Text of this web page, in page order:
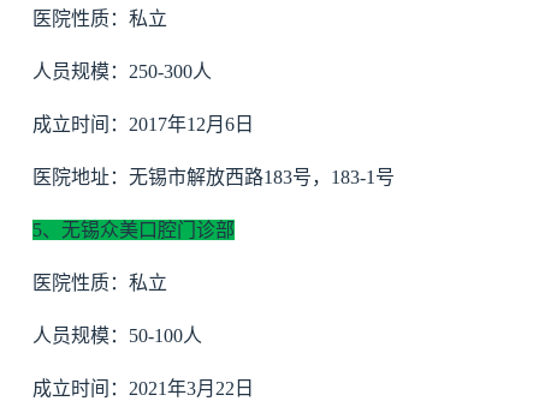
医院性质：私立
人员规模：250-300人
成立时间：2017年12月6日
医院地址：无锡市解放西路183号，183-1号
5、无锡众美口腔门诊部
医院性质：私立
人员规模：50-100人
成立时间：2021年3月22日